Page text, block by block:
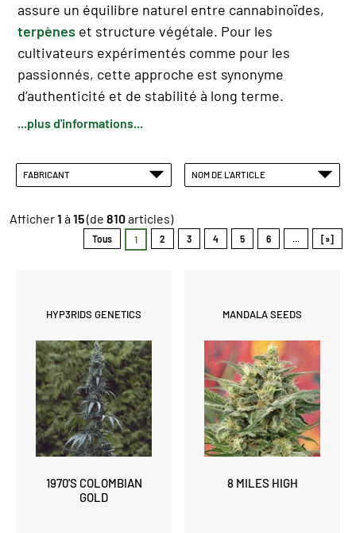
assure un équilibre naturel entre cannabinoïdes,
terpènes et structure végétale. Pour les
cultivateurs expérimentés comme pour les
passionnés, cette approche est synonyme
d’authenticité et de stabilité à long terme.
...plus d'informations...
FABRICANT NOM DE L'ARTICLE
Afficher1 à15(de 810articles)
Tous 1 2 3 4 5 6 [»]
HYP3RIDS GENETICS
1970'S COLOMBIAN
GOLD
MANDALA SEEDS
8 MILES HIGH